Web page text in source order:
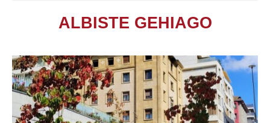
ALBISTE GEHIAGO